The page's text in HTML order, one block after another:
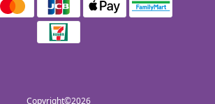
Copyright©2026